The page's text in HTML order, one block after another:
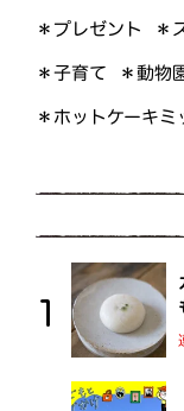
＊プレゼント ＊
＊子育て ＊動物
＊ホットケーキミ